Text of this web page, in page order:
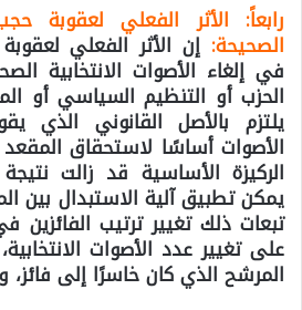
رابعاً: الأثر الفعلي لعقوبة
الصحيحة: إن الأثر الفعلي
في إلغاء الأصوات الانتخابية
الحزب أو التنظيم السياسي أو
يلتزم بالأصل القانوني الذي
الأصوات أساسًا لاستحقاق
الركيزة الأساسية قد زالت
يمكن تطبيق آلية الاستبدال بين
تبعات ذلك تغيير ترتيب الفائزين
على تغيير عدد الأصوات
المرشح الذي كان خاسرًا إلى